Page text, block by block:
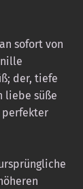
sofort von
der, tiefe
liebe süße
perfekter